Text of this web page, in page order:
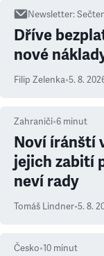
Newsletter:
Dříve
nové
Filip Zelenka•5. 8.
Zahraničí•6 minut
Noví íránští
jejich zabití
neví rady
Tomáš Lindner•5. 8.
Česko•10 minut